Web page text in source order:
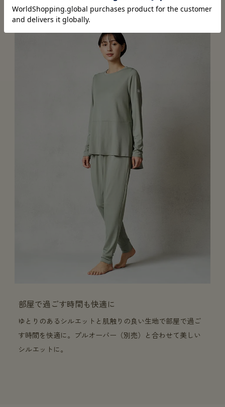
部屋で過ごす時間も快適に
ゆとりのあるシルエットと肌触りの良い生地で部屋で過ご
す時間を快適に。プルオーバー（別売）と合わせて美しい
シルエットに。